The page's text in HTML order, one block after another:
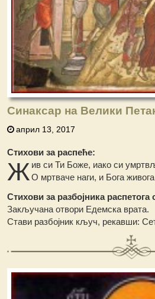
Синаксар на Велики
април 13, 2017
Стихови за распеће:
Ж ив си Ти Боже, иако си
О мртваче наги, и Бога
Стихови за разбојника распетога
Закључана отвори Едемска врата.
Стави разбојник кључ, рекавши: